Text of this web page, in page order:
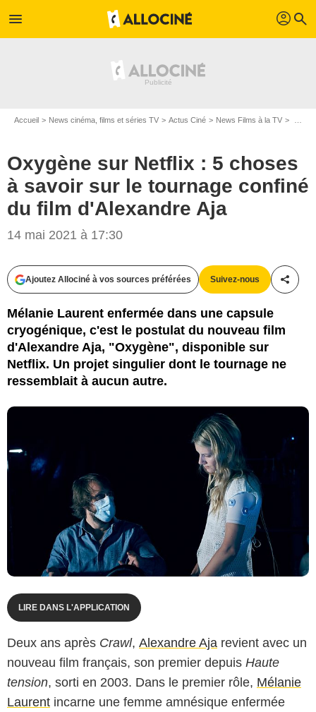
menu profil search
Accueil News cinéma, films et séries TV Actus Ciné News Films à la TV
Oxygène sur Netflix : 5 choses
à savoir sur le tournage confiné
du film d'Alexandre Aja
14 mai 2021 à 17:30
Ajoutez Allociné à vos sources préférées Suivez-nous
Mélanie Laurent enfermée dans une capsule
cryogénique, c'est le postulat du nouveau film
d'Alexandre Aja, "Oxygène", disponible sur
Netflix. Un projet singulier dont le tournage ne
ressemblait à aucun autre.
LIRE DANS L'APPLICATION
Deux ans après Crawl, Alexandre Aja revient avec un
nouveau film français, son premier depuis Haute
tension, sorti en 2003. Dans le premier rôle, Mélanie
Laurent incarne une femme amnésique enfermée